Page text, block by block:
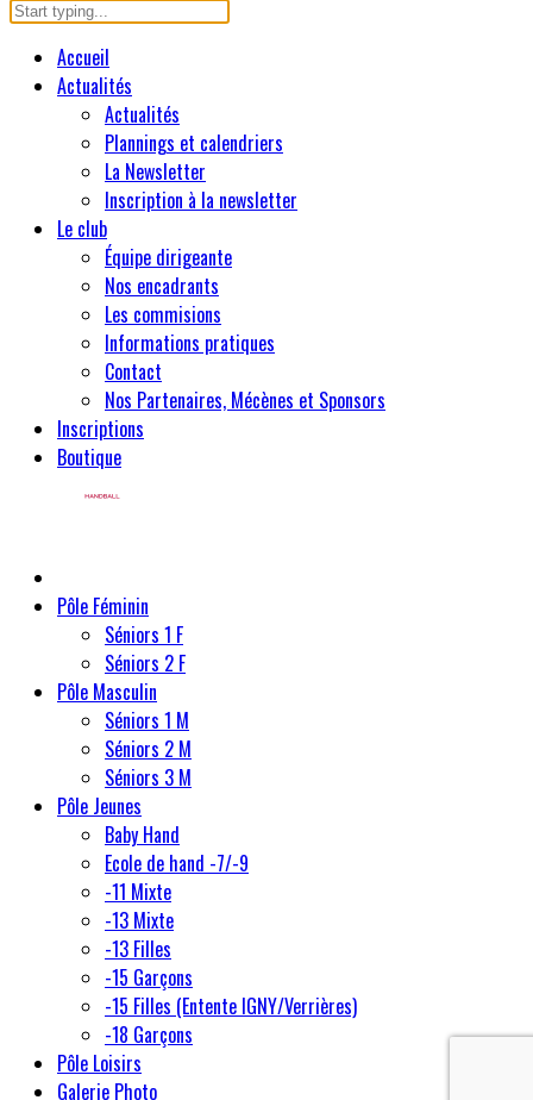
Accueil
Actualités
Actualités
Plannings et calendriers
La Newsletter
Inscription à la newsletter
Le club
Équipe dirigeante
Nos encadrants
Les commisions
Informations pratiques
Contact
Nos Partenaires, Mécènes et Sponsors
Inscriptions
Boutique
Pôle Féminin
Séniors 1 F
Séniors 2 F
Pôle Masculin
Séniors 1 M
Séniors 2 M
Séniors 3 M
Pôle Jeunes
Baby Hand
Ecole de hand -7/-9
-11 Mixte
-13 Mixte
-13 Filles
-15 Garçons
-15 Filles (Entente IGNY/Verrières)
-18 Garçons
Pôle Loisirs
Galerie Photo